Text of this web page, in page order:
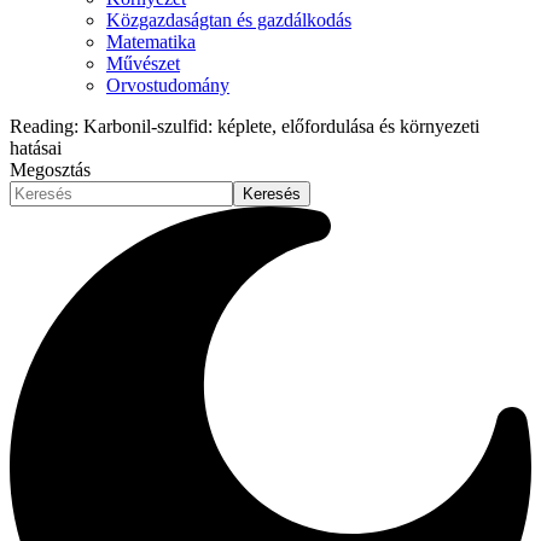
Közgazdaságtan és gazdálkodás
Matematika
Művészet
Orvostudomány
Reading: Karbonil-szulfid: képlete, előfordulása és környezeti
hatásai
Megosztás